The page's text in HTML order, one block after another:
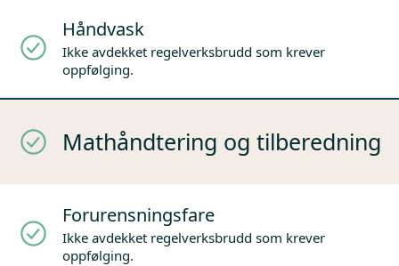
Håndvask
Ikke avdekket regelverksbrudd som krever
oppfølging.
Mathåndtering og tilberedning
Forurensningsfare
Ikke avdekket regelverksbrudd som krever
oppfølging.